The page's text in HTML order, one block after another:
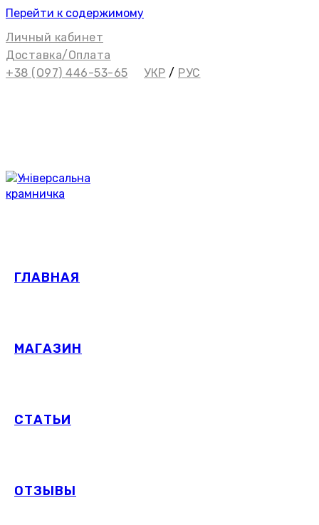
Перейти к содержимому
Личный кабинет
Доставка/Оплата
+38 (О97) 446-53-65
УКР / РУС
ГЛАВНАЯ
МАГАЗИН
СТАТЬИ
ОТЗЫВЫ